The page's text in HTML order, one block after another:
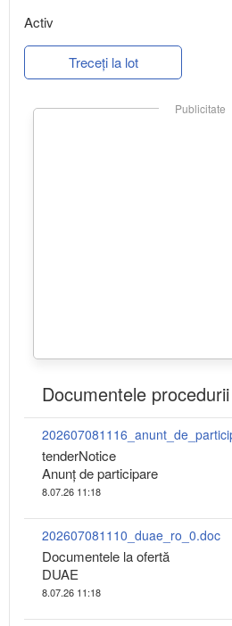
Activ
Treceți la lot
Publicitate
Documentele
tenderNotice
Anunț de participare
8.07.26 11:18
202607081110_duae_ro_0.doc
Documentele la ofertă
DUAE
8.07.26 11:18